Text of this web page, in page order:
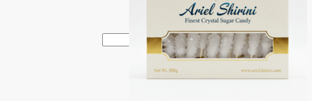
ورود / ثبت نام
ایجاد حساب کاربری
نام کاربری یا آدرس ایمیل*
*